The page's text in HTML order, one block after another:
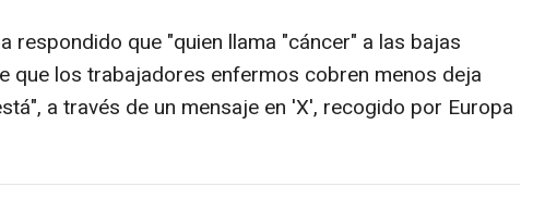
respondido que "quien llama "cáncer" a las bajas
que los trabajadores enfermos cobren menos deja
a través de un mensaje en 'X', recogido por Europa